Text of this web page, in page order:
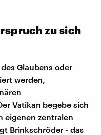
zu sich
Glaubens oder
werden,
Vatikan begebe sich
eigenen zentralen
Brinkschröder - das